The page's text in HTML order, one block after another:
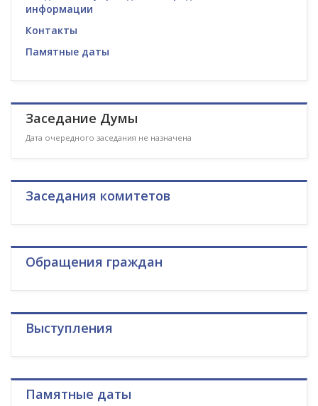
информации
Контакты
Памятные даты
Заседание Думы
Дата очередного заседания не назначена
Заседания комитетов
Обращения граждан
Выступления
Памятные даты